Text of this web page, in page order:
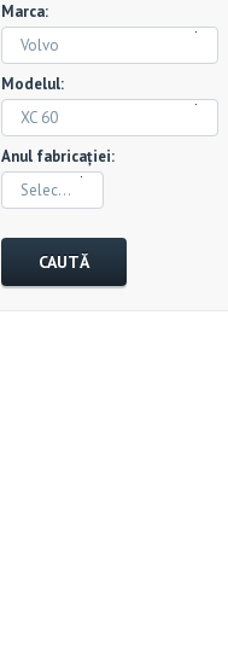
Marca:
Volvo
Modelul:
XC 60
Anul fabricației:
Selectează